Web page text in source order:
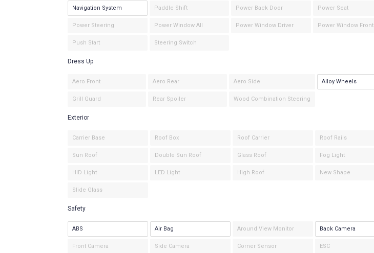
Navigation System Paddle Shift Power Back Door Power Seat
Power Steering Power Window All Power Window Driver Power Window Front
Push Start Steering Switch
Dress Up
Aero Front Aero Rear Aero Side Alloy Wheels
Grill Guard Rear Spoiler Wood Combination Steering
Exterior
Carrier Base Roof Box Roof Carrier Roof Rails
Sun Roof Double Sun Roof Glass Roof Fog Light
HID Light LED Light High Roof New Shape
Slide Glass
Safety
ABS Air Bag Around View Monitor Back Camera
Front Camera Side Camera Corner Sensor ESC